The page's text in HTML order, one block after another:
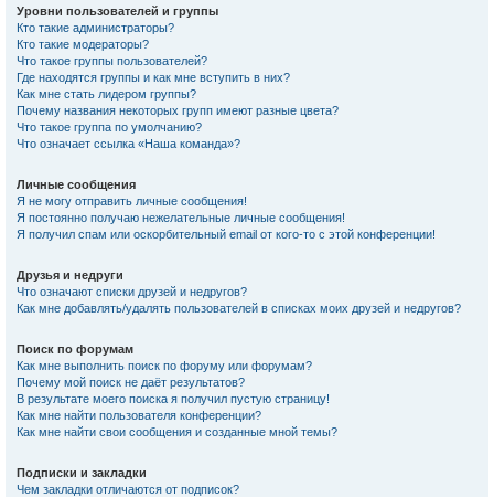
Уровни пользователей и группы
Кто такие администраторы?
Кто такие модераторы?
Что такое группы пользователей?
Где находятся группы и как мне вступить в них?
Как мне стать лидером группы?
Почему названия некоторых групп имеют разные цвета?
Что такое группа по умолчанию?
Что означает ссылка «Наша команда»?
Личные сообщения
Я не могу отправить личные сообщения!
Я постоянно получаю нежелательные личные сообщения!
Я получил спам или оскорбительный email от кого-то с этой конференции!
Друзья и недруги
Что означают списки друзей и недругов?
Как мне добавлять/удалять пользователей в списках моих друзей и недругов?
Поиск по форумам
Как мне выполнить поиск по форуму или форумам?
Почему мой поиск не даёт результатов?
В результате моего поиска я получил пустую страницу!
Как мне найти пользователя конференции?
Как мне найти свои сообщения и созданные мной темы?
Подписки и закладки
Чем закладки отличаются от подписок?